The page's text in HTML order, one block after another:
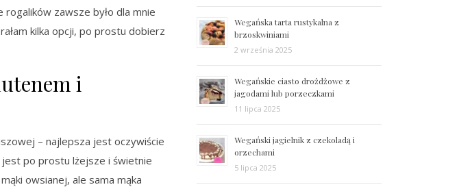
rogalików zawsze było dla mnie
kilka opcji, po prostu dobierz
i
– najlepsza jest oczywiście
jest po prostu lżejsze i świetnie
owsianej, ale sama mąka
Wegańska tarta rustykalna z
brzoskwiniami
2 września 2025
Wegańskie ciasto drożdżowe z
jagodami lub porzeczkami
11 lipca 2025
Wegański jagielnik z czekoladą i
orzechami
5 lipca 2025